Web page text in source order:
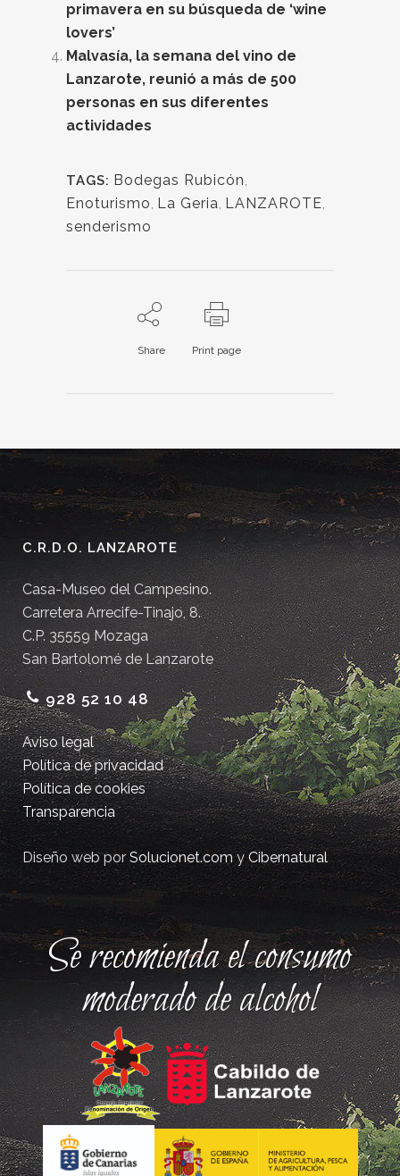
primavera en su búsqueda de ‘wine
lovers’
Malvasía, la semana del vino de
Lanzarote, reunió a más de 500
personas en sus diferentes
actividades
TAGS: Bodegas Rubicón,
Enoturismo, La Geria, LANZAROTE,
senderismo
Share Print page
C.R.D.O. LANZAROTE
Casa-Museo del Campesino.
Carretera Arrecife-Tinajo, 8.
C.P. 35559 Mozaga
San Bartolomé de Lanzarote
928 52 10 48
Aviso legal
Política de privacidad
Política de cookies
Transparencia
Diseño web porSolucionet.comyCibernatural
Se recomienda el consumo
moderado de alcohol